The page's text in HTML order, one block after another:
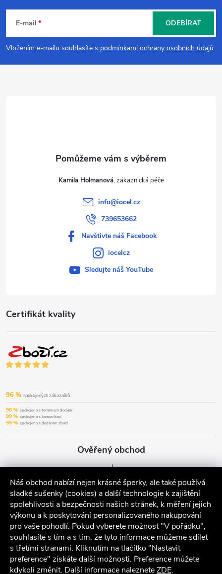
Náš obchod nabízí nejen krásné šperky, ale také používá
sladké sušenky (cookies) a další technologie k zajištění
spolehlivosti a bezpečnosti našich stránek, k měření jejich
výkonu a k poskytování personalizovaného nakupování
pro vaše pohodlí. Pokud vyberete možnost "V pořádku",
souhlasíte s tím a s tím, že tyto informace můžeme sdílet
s třetími stranami. Kliknutím na tlačítko "Nastavit
preference" získáte další možnosti. Preference můžete
kdykoli změnit. Další informace nalezneteZDE.
p
a
E-mail
Vložením e-mailu souhlasíte s podmínkami ochrany osobních údajů
ODEBÍRAT
Certifikát kvality
96 % spokojených zákazníků
98 % spokojeno s termínem dodání
99 % spokojeno s komunikací
99 % spokojeno s dodáním zboží
Ověřený obchod
Kamila Holmanová
info@iocel.cz
739653662
Navštivte náš Facebook
iocelcz
Sledujte náš YouTube